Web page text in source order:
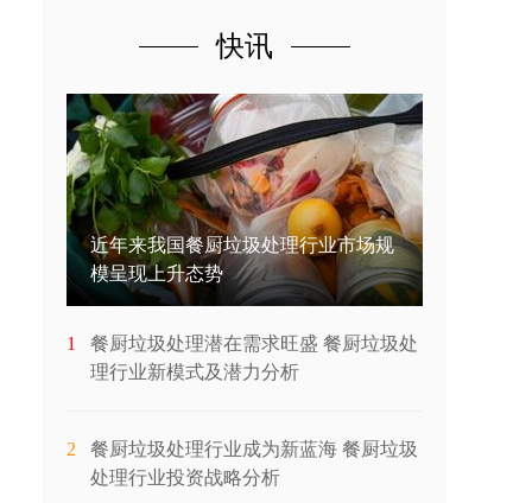
快讯
近年来我国餐厨垃圾处理行业市场规
模呈现上升态势
1
餐厨垃圾处理潜在需求旺盛 餐厨垃圾处
理行业新模式及潜力分析
2
餐厨垃圾处理行业成为新蓝海 餐厨垃圾
处理行业投资战略分析